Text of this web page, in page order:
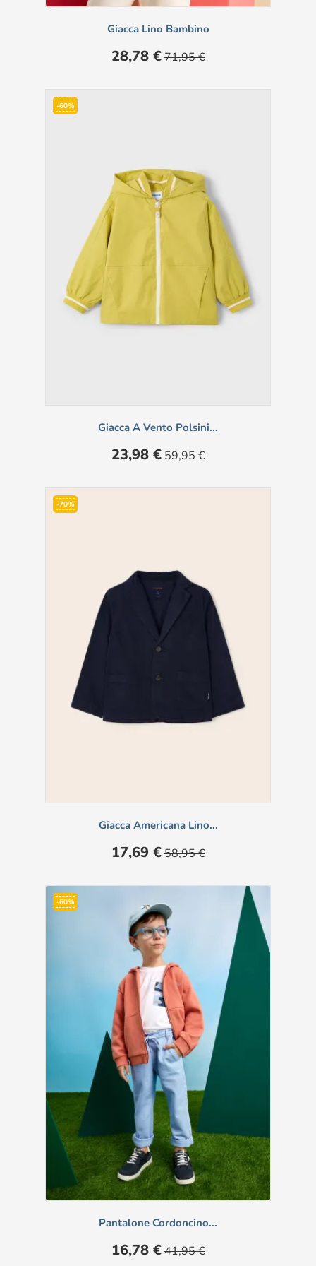
Giacca Lino Bambino
Prezzo
28,78 € Prezzo
base
71,95 €
-60%
Giacca A Vento Polsini...
Prezzo
23,98 € Prezzo
base
59,95 €
-70%
Giacca Americana Lino...
Prezzo
17,69 € Prezzo
base
58,95 €
-60%
Pantalone Cordoncino...
Prezzo
16,78 € Prezzo
base
41,95 €